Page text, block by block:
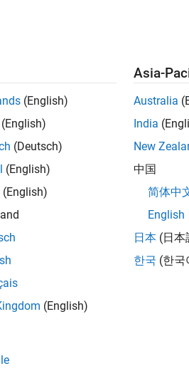
(English)
(English)
(Deutsch)
(English)
(English)
(English)
Asia-
Australia
India
New
中国
简体中
English
日本 (日本
한국 (한국